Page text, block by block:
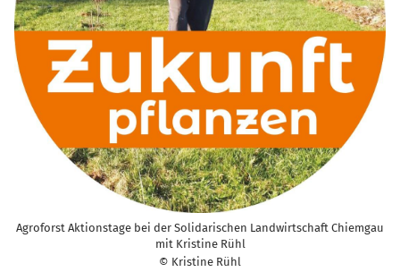
Agroforst Aktionstage bei der Solidarischen Landwirtschaft Chiemgau
mit Kristine Rühl
© Kristine Rühl